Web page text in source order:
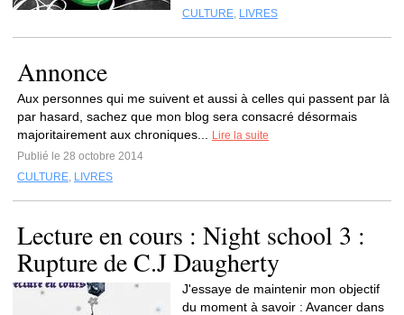
CULTURE, LIVRES
Annonce
Aux personnes qui me suivent et aussi à celles qui passent par là
par hasard, sachez que mon blog sera consacré désormais
majoritairement aux chroniques...
Lire la suite
Publié le 28 octobre 2014
CULTURE, LIVRES
Lecture en cours : Night school 3 :
Rupture de C.J Daugherty
J'essaye de maintenir mon objectif
du moment à savoir : Avancer dans